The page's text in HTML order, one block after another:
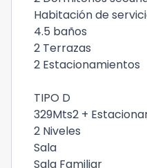
Habitación de
4.5 baños
2 Terrazas
2 Estacionamientos
TIPO D
329Mts2 +
2 Niveles
Sala
Sala Familiar